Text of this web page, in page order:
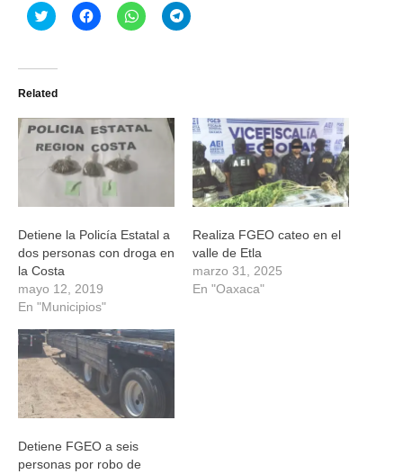
Haz
clic
Twitter
abre
una
ventana
nueva)
Haz
clic
una
ventana
nueva)
Haz
clic
una
ventana
nueva)
Haz
clic
una
ventana
nueva)
Related
Detiene la Policía Estatal a
dos personas con droga en
la Costa
mayo 12, 2019
En "Municipios"
Realiza FGEO cateo en el
valle de Etla
marzo 31, 2025
En "Oaxaca"
Detiene FGEO a seis
personas por robo de